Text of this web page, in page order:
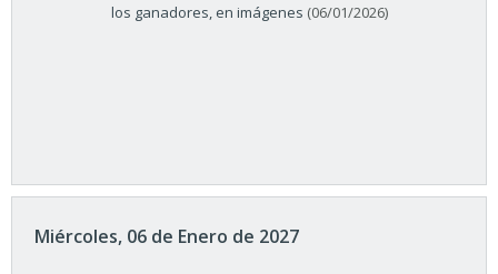
los ganadores, en imágenes (06/01/2026)
Miércoles, 06 de Enero de 2027